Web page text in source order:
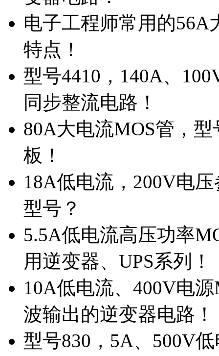
电子工程师常用的56A
特点！
型号4410，140A、
同步整流电路！
80A大电流MOS管，
板！
18A低电流，200V电
型号？
5.5A低电流高压功率
用逆变器、UPS系列！
10A低电流、400V电
波输出的逆变器电路！
型号830，5A、500V